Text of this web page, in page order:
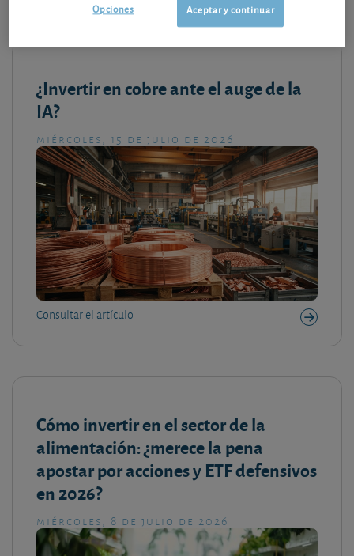
¿Invertir en cobre ante el auge de la
IA?
miércoles, 15 de julio de 2026
Consultar el artículo
Cómo invertir en el sector de la
alimentación: ¿merece la pena
apostar por acciones y ETF defensivos
en 2026?
miércoles, 8 de julio de 2026
Aceptar y continuar
Opciones